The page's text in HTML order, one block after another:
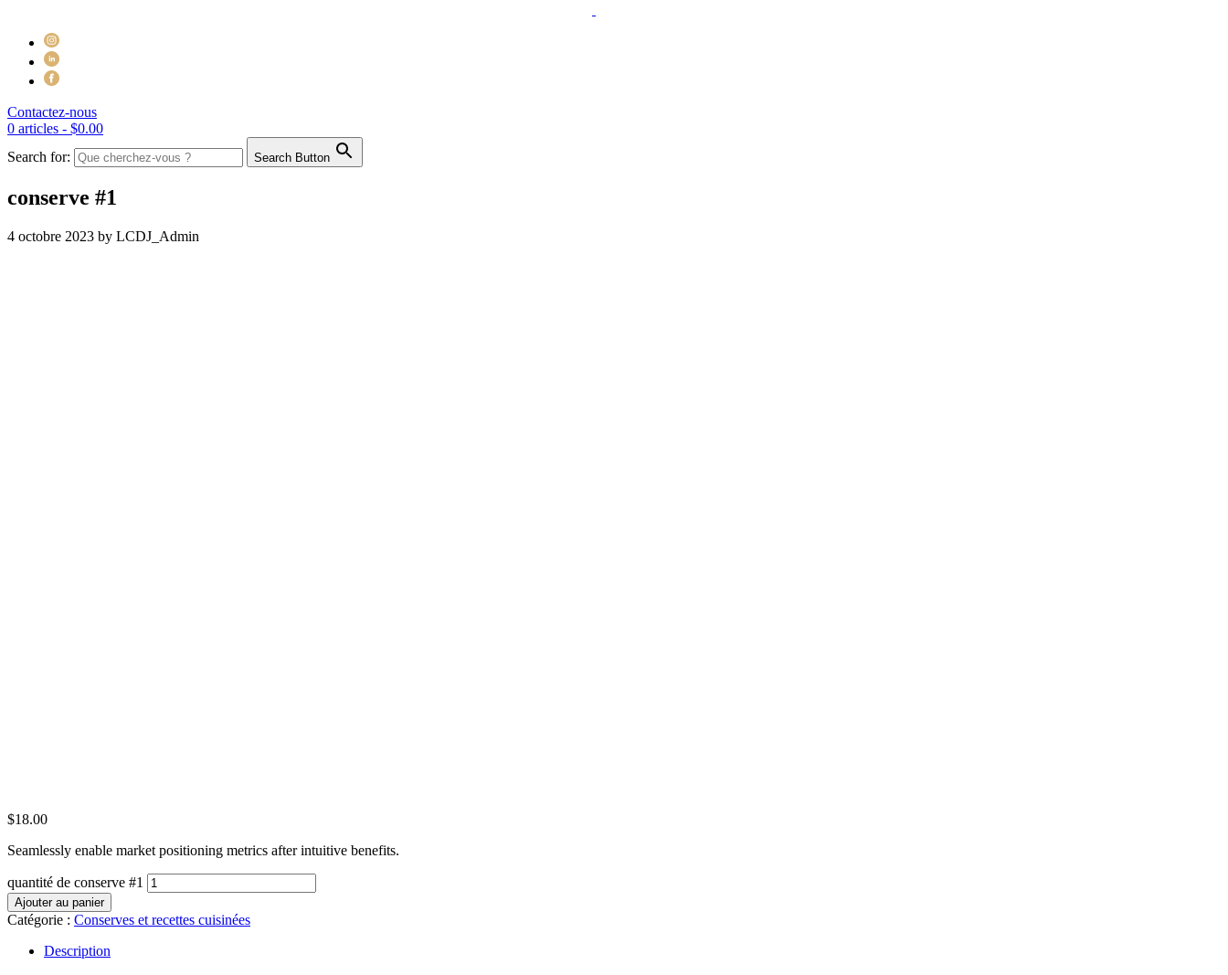
Contactez-nous
0 articles - $0.00
Search for:
Search Button
conserve #1
4 octobre 2023 by LCDJ_Admin
$18.00
Seamlessly enable market positioning metrics after intuitive benefits.
quantité de conserve #1
Ajouter au panier
Catégorie : Conserves et recettes cuisinées
Description